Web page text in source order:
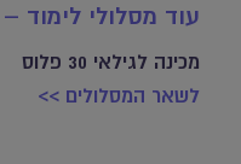
עוד מסלולי לימוד
מכינה לגילאי 30 פלוס
לשאר המסלולים >>